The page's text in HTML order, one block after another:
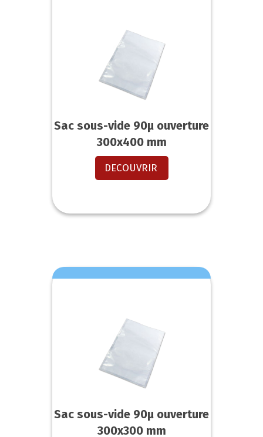
Sac sous-vide 90µ ouverture
300x400 mm
DECOUVRIR
Sac sous-vide 90µ ouverture
300x300 mm